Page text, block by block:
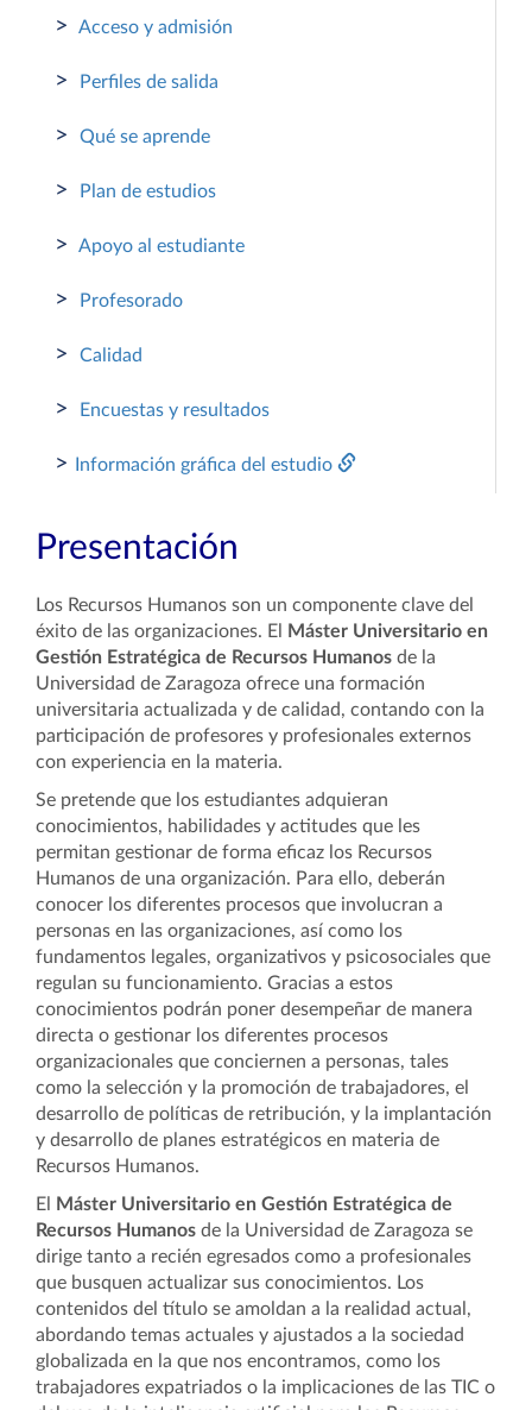
> Acceso y admisión
> Perfiles de salida
> Qué se aprende
> Plan de estudios
> Apoyo al estudiante
> Profesorado
> Calidad
> Encuestas y resultados
> Información gráfica del estudio
Presentación
Los Recursos Humanos son un componente clave del
éxito de las organizaciones. El
Máster Universitario en
Gestión Estratégica de Recursos Humanos de la
Universidad de Zaragoza ofrece una formación
universitaria actualizada y de calidad, contando con la
participación de profesores y profesionales externos
con experiencia en la materia.
Se pretende que los estudiantes adquieran
conocimientos, habilidades y actitudes que les
permitan gestionar de forma eficaz los Recursos
Humanos de una organización. Para ello, deberán
conocer los diferentes procesos que involucran a
personas en las organizaciones, así como los
fundamentos legales, organizativos y psicosociales que
regulan su funcionamiento. Gracias a estos
conocimientos podrán poner desempeñar de manera
directa o gestionar los diferentes procesos
organizacionales que conciernen a personas, tales
como la selección y la promoción de trabajadores, el
desarrollo de políticas de retribución, y la implantación
y desarrollo de planes estratégicos en materia de
Recursos Humanos.
El
Máster Universitario en Gestión Estratégica de
Recursos Humanos de la Universidad de Zaragoza se
dirige tanto a recién egresados como a profesionales
que busquen actualizar sus conocimientos. Los
contenidos del título se amoldan a la realidad actual,
abordando temas actuales y ajustados a la sociedad
globalizada en la que nos encontramos, como los
trabajadores expatriados o la implicaciones de las TIC o